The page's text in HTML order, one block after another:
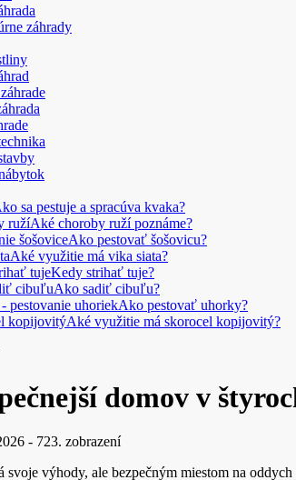
záhrady
sa pestuje a spracúva kvaka?
Aké choroby ruží poznáme?
Ako pestovať šošovicu?
Aké využitie má vika siata?
Kedy strihať tuje?
Ako sadiť cibuľu?
Ako pestovať uhorky?
Aké využitie má skorocel kopijovitý?
domov v
- 723. zobrazení
výhody, ale bezpečným miestom na